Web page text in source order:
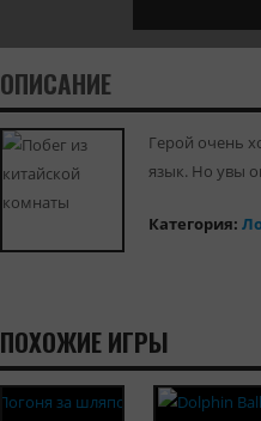
ОПИСАНИЕ
Герой очень
язык. Но увы
Категория:
ПОХОЖИЕ ИГРЫ